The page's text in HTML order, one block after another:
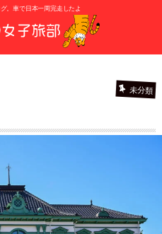
。車で日本一周完走したよ
未分類